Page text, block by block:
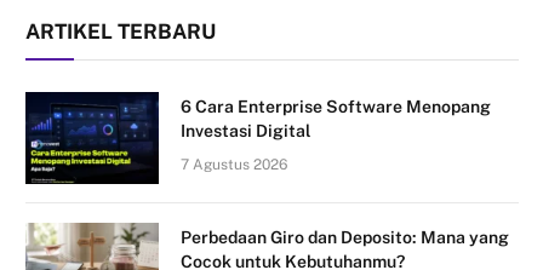
ARTIKEL TERBARU
6 Cara Enterprise Software Menopang
Investasi Digital
7 Agustus 2026
Perbedaan Giro dan Deposito: Mana yang
Cocok untuk Kebutuhanmu?